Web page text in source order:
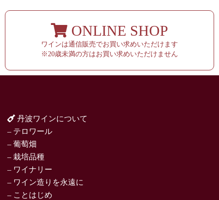
ONLINE SHOP
ワインは通信販売でお買い求めいただけます
※20歳未満の方はお買い求めいただけません
丹波ワインについて
– テロワール
– 葡萄畑
– 栽培品種
– ワイナリー
– ワイン造りを永遠に
– ことはじめ